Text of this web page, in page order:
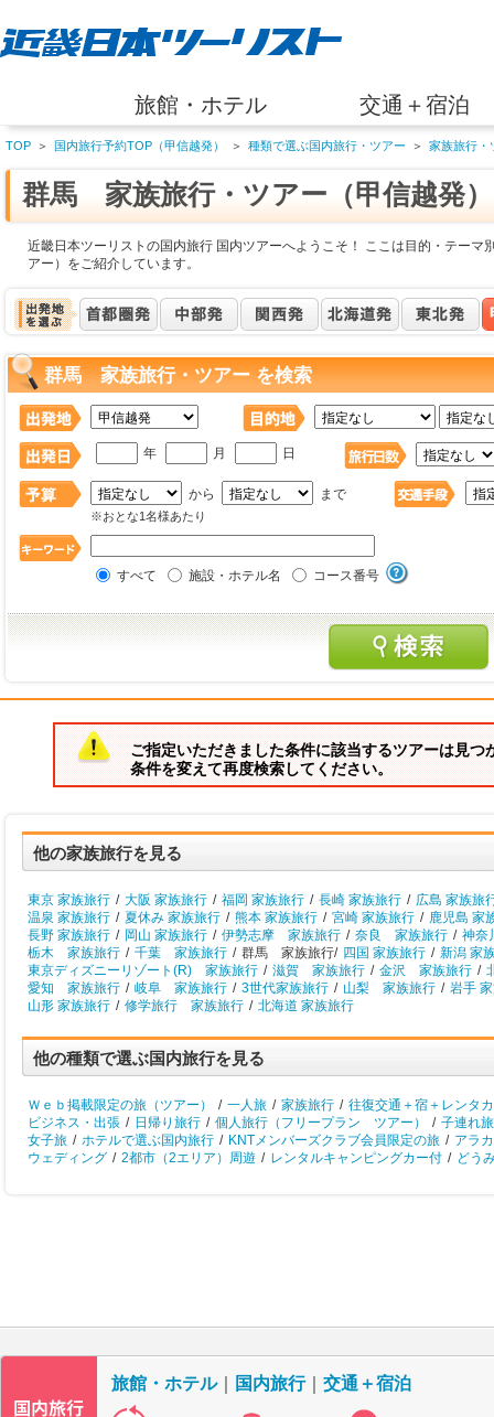
旅館・ホテル 交通＋宿泊
TOP ＞ 国内旅行予約TOP（甲信越発） ＞ 種類で選ぶ国内旅行・ツアー ＞ 家族旅行・
群馬 家族旅行・ツアー（甲信越発）
近畿日本ツーリストの国内旅行 国内ツアーへようこそ！ ここは目的・テー
アー）をご紹介しています。
群馬 家族旅行・ツアー を検索
年 月 日
から まで
※おとな1名様あたり
すべて 施設・ホテル名 コース番号
ご指定いただきました条件に該当するツアーは見つ
条件を変えて再度検索してください。
他の家族旅行を見る
東京 家族旅行 / 大阪 家族旅行 / 福岡 家族旅行 / 長崎 家族旅行 / 広島 家族旅
温泉 家族旅行 / 夏休み 家族旅行 / 熊本 家族旅行 / 宮崎 家族旅行 / 鹿児島 家
長野 家族旅行 / 岡山 家族旅行 / 伊勢志摩 家族旅行 / 奈良 家族旅行 / 神奈
栃木 家族旅行 / 千葉 家族旅行 / 群馬 家族旅行/ 四国 家族旅行 / 新潟 家
東京ディズニーリゾート(R) 家族旅行 / 滋賀 家族旅行 / 金沢 家族旅行 /
愛知 家族旅行 / 岐阜 家族旅行 / 3世代家族旅行 / 山梨 家族旅行 / 岩手
山形 家族旅行 / 修学旅行 家族旅行 / 北海道 家族旅行
他の種類で選ぶ国内旅行を見る
Ｗｅｂ掲載限定の旅（ツアー） / 一人旅 / 家族旅行 / 往復交通＋宿＋レンタ
ビジネス・出張 / 日帰り旅行 / 個人旅行（フリープラン ツアー） / 子連れ
女子旅 / ホテルで選ぶ国内旅行 / KNTメンバーズクラブ会員限定の旅 / アラ
ウェディング / 2都市（2エリア）周遊 / レンタルキャンピングカー付 / どう
旅館・ホテル｜ 国内旅行｜ 交通＋宿泊